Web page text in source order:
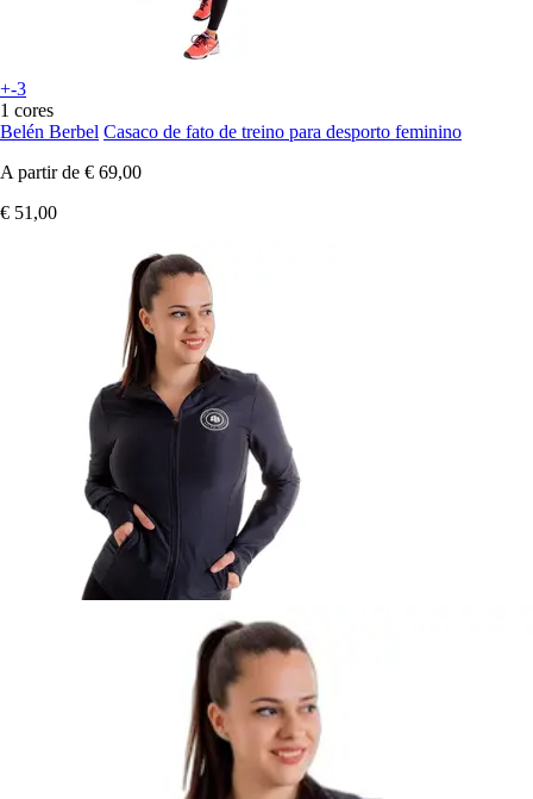
+-3
1 cores
Belén Berbel Casaco de fato de treino para desporto feminino
A partir de € 69,00
€ 51,00